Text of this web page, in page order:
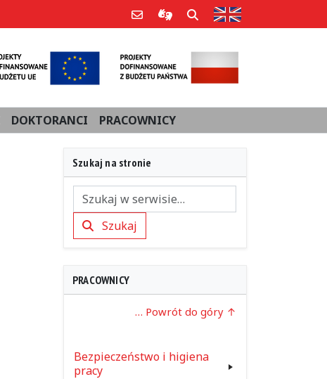
Poczta e-mailInformacje dla użytkowników
Szukaj Strona w języku
DOKTORANCI PRACOWNICY
Szukaj na stronie
SzukajSzukaj
PRACOWNICY
… Powrót do góry
Bezpieczeństwo i higiena
pracy